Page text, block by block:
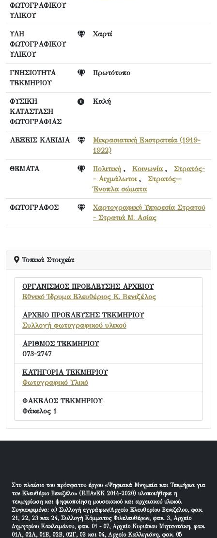
ΦΩΤΟΓΡΑΦΙΚΟΥ
ΥΛΙΚΟΥ
ΥΛΗ
ΦΩΤΟΓΡΑΦΙΚΟΥ
ΥΛΙΚΟΥ
Χαρτί
ΓΝΗΣΙΟΤΗΤΑ
ΤΕΚΜΗΡΙΟΥ
Πρωτότυπο
ΦΥΣΙΚΗ
ΚΑΤΑΣΤΑΣΗ
ΦΩΤΟΓΡΑΦΙΑΣ
Καλή
ΛΕΞΕΙΣ ΚΛΕΙΔΙΑ
Μικρασιατική Εκστρατεία (1919-
1922)
ΘΕΜΑΤΑ Πολιτική , Κοινωνία, Στρατός-
- Αιχμάλωτοι, Στρατός--
Ένοπλα σώματα
ΦΩΤΟΓΡΑΦΟΣ
Χαρτογραφική Υπηρεσία Στρατού
- Στρατιά Μ. Ασίας
Τοπικά Στοιχεία
ΟΡΓΑΝΙΣΜΟΣ ΠΡΟΕΛΕΥΣΗΣ ΑΡΧΕΙΟΥ
Εθνικό Ίδρυμα Ελευθέριος Κ. Βενιζέλος
ΑΡΧΕΙΟ ΠΡΟΕΛΕΥΣΗΣ ΤΕΚΜΗΡΙΟΥ
Συλλογή φωτογραφικού υλικού
ΑΡΙΘΜΟΣ ΤΕΚΜΗΡΙΟΥ
073-2747
ΚΑΤΗΓΟΡΙΑ ΤΕΚΜΗΡΙΟΥ
Φωτογραφικό Υλικό
ΦΑΚΕΛΟΣ ΤΕΚΜΗΡΙΟΥ
Φάκελος 1
Στο πλαίσιο του πρόσφατου έργου «Ψηφιακά Μνημεία και Τεκμήρια για
τον Ελευθέριο Βενιζέλο» (ΕΠΑνΕΚ 2014-2020) υλοποιήθηκε η
τεκμηρίωση και ψηφιοποίηση μουσειακού και αρχειακού υλικού.
Συγκεκριμένα: α) Συλλογή εγγράφων/Αρχείο Ελευθερίου Βενιζέλου, φακ.
21, 22, 23 και 24, Συλλογή Κόμματος Φιλελευθέρων, φακ. 3, Αρχείο
Δημητρίου Κακλαμάνου, φακ. 01 - 07, Αρχείο Κυριάκου Μητσοτάκη, φακ.
01Α, 02Α, 01Β, 02Β, 02Γ, 03 και 04, Αρχείο Καλλιγιάνη, φακ. 05